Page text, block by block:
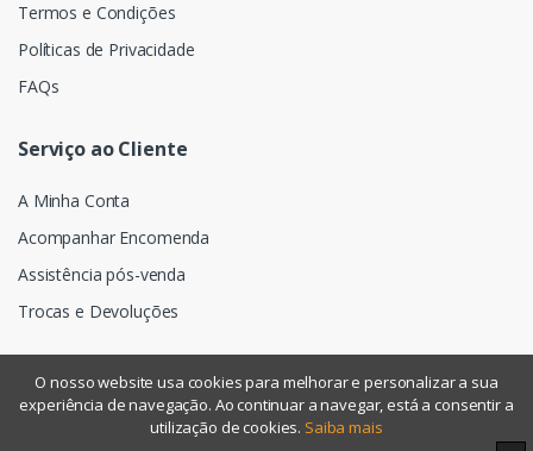
Termos e Condições
Políticas de Privacidade
FAQs
Serviço ao Cliente
A Minha Conta
Acompanhar Encomenda
Assistência pós-venda
Trocas e Devoluções
©Assismática- Todos os direitos reservados
O nosso website usa cookies para melhorar e personalizar a sua
experiência de navegação. Ao continuar a navegar, está a consentir a
utilização de cookies. Saiba mais